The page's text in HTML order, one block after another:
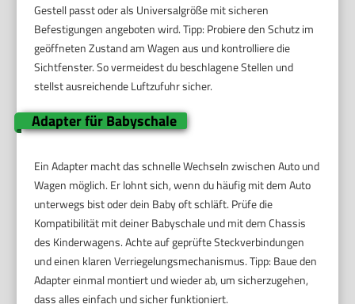
Gestell passt oder als Universalgröße mit sicheren
Befestigungen angeboten wird. Tipp: Probiere den Schutz im
geöffneten Zustand am Wagen aus und kontrolliere die
Sichtfenster. So vermeidest du beschlagene Stellen und
stellst ausreichende Luftzufuhr sicher.
Adapter für Babyschale
Ein Adapter macht das schnelle Wechseln zwischen Auto und
Wagen möglich. Er lohnt sich, wenn du häufig mit dem Auto
unterwegs bist oder dein Baby oft schläft. Prüfe die
Kompatibilität mit deiner Babyschale und mit dem Chassis
des Kinderwagens. Achte auf geprüfte Steckverbindungen
und einen klaren Verriegelungsmechanismus. Tipp: Baue den
Adapter einmal montiert und wieder ab, um sicherzugehen,
dass alles einfach und sicher funktioniert.